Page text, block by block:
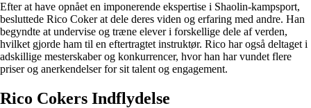
Efter at have opnået en imponerende ekspertise i Shaolin-kampsport,
besluttede Rico Coker at dele deres viden og erfaring med andre. Han
begyndte at undervise og træne elever i forskellige dele af verden,
hvilket gjorde ham til en eftertragtet instruktør. Rico har også deltaget i
adskillige mesterskaber og konkurrencer, hvor han har vundet flere
priser og anerkendelser for sit talent og engagement.
Rico Cokers Indflydelse